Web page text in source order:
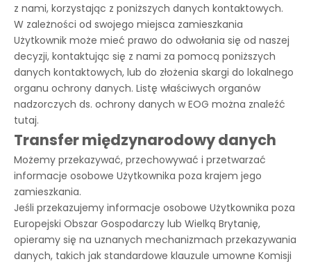
z nami, korzystając z poniższych danych kontaktowych.
W zależności od swojego miejsca zamieszkania
Użytkownik może mieć prawo do odwołania się od naszej
decyzji, kontaktując się z nami za pomocą poniższych
danych kontaktowych, lub do złożenia skargi do lokalnego
organu ochrony danych. Listę właściwych organów
nadzorczych ds. ochrony danych w EOG można znaleźć
tutaj.
Transfer międzynarodowy danych
Możemy przekazywać, przechowywać i przetwarzać
informacje osobowe Użytkownika poza krajem jego
zamieszkania.
Jeśli przekazujemy informacje osobowe Użytkownika poza
Europejski Obszar Gospodarczy lub Wielką Brytanię,
opieramy się na uznanych mechanizmach przekazywania
danych, takich jak standardowe klauzule umowne Komisji